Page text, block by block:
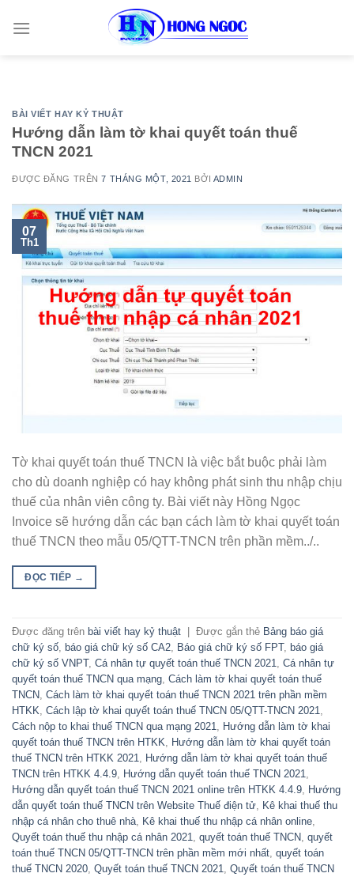
BÀI VIẾT HAY KỶ THUẬT
Hướng dẫn làm tờ khai quyết toán thuế
TNCN 2021
ĐƯỢC ĐĂNG TRÊN7 THÁNG MỘT, 2021 BỞI ADMIN
07
Th1
Tờ khai quyết toán thuế TNCN là việc bắt buộc phải làm
cho dù doanh nghiệp có hay không phát sinh thu nhập chịu
thuế của nhân viên công ty. Bài viết này Hồng Ngọc
Invoice sẽ hướng dẫn các bạn cách làm tờ khai quyết toán
thuế TNCN theo mẫu 05/QTT-TNCN trên phần mềm../..
ĐỌC TIẾP →
Được đăng trên bài viết hay kỷ thuật Được gắn thẻ Bảng báo giá
chữ ký số
báo giá chữ ký số CA2 Báo giá chữ ký số FPT, báo giá
chữ ký số VNPT, Cá nhân tự quyết toán thuế TNCN 2021
Cá nhân tự
quyết toán thuế TNCN qua mạng Cách làm tờ khai quyết toán thuế
TNCN Cách làm tờ khai quyết toán thuế TNCN 2021 trên phần mềm
HTKK Cách lập tờ khai quyết toán thuế TNCN 05/QTT-TNCN 2021
Cách nộp to khai thuế TNCN qua mạng 2021
Hướng dẫn làm tờ khai
quyết toán thuế TNCN trên HTKK
Hướng dẫn làm tờ khai quyết toán
thuế TNCN trên HTKK 2021
Hướng dẫn làm tờ khai quyết toán thuế
TNCN trên HTKK 4.4.9
Hướng dẫn quyết toán thuế TNCN 2021
Hướng dẫn quyết toán thuế TNCN 2021 online trên HTKK 4.4.9
Hướng
dẫn quyết toán thuế TNCN trên Website Thuế điện tử
Kê khai thuế thu
nhập cá nhân cho thuê nhà
Kê khai thuế thu nhập cá nhân online
Quyết toán thuế thu nhập cá nhân 2021
quyết toán thuế TNCN quyết
toán thuế TNCN 05/QTT-TNCN trên phần mềm mới nhất quyết toán
thuế TNCN 2020 Quyết toán thuế TNCN 2021
Quyết toán thuế TNCN